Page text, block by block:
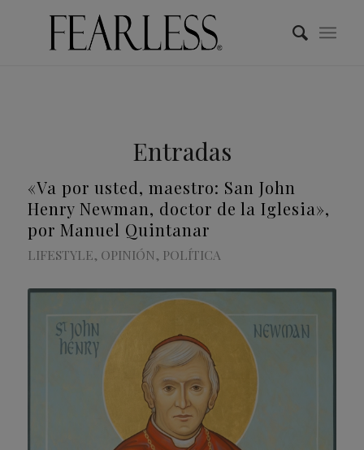
Entradas
«Va por usted, maestro: San John
Henry Newman, doctor de la Iglesia»,
por Manuel Quintanar
LIFESTYLE, OPINIÓN, POLÍTICA